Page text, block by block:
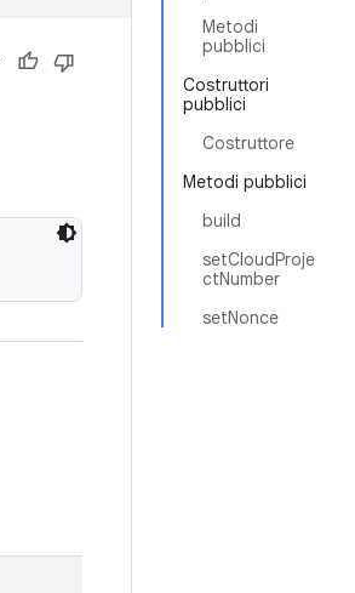
Metodi
pubblici
Costruttori
pubblici
Costruttore
Metodi pubblici
build
setCloudProje
ctNumber
setNonce